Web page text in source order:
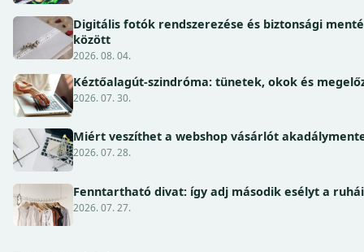
Digitális fotók rendszerezése és biztonsági
között
2026. 08. 04.
Kéztőalagút-szindróma: tünetek, okok és
2026. 07. 30.
Miért veszíthet a webshop vásárlót
2026. 07. 28.
Fenntartható divat: így adj második esélyt a
2026. 07. 27.